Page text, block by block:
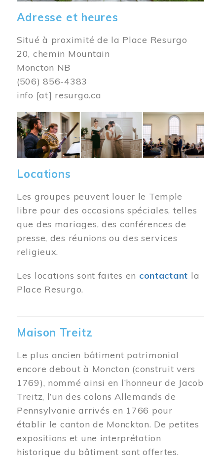
Adresse et heures
Situé à proximité de la Place Resurgo
20, chemin Mountain
Moncton NB
(506) 856-4383
info [at] resurgo.ca
Image
Locations
Les groupes peuvent louer le Temple
libre pour des occasions spéciales, telles
que des mariages, des conférences de
presse, des réunions ou des services
religieux.
Les locations sont faites en contactant la
Place Resurgo.
Maison Treitz
Le plus ancien bâtiment patrimonial
encore debout à Moncton (construit vers
1769), nommé ainsi en l’honneur de Jacob
Treitz, l’un des colons Allemands de
Pennsylvanie arrivés en 1766 pour
établir le canton de Monckton. De petites
expositions et une interprétation
historique du bâtiment sont offertes.